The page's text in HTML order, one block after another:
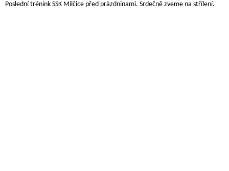
Poslední trénink SSK Milčice před pràzdninami. Srdečně zveme na střílení.